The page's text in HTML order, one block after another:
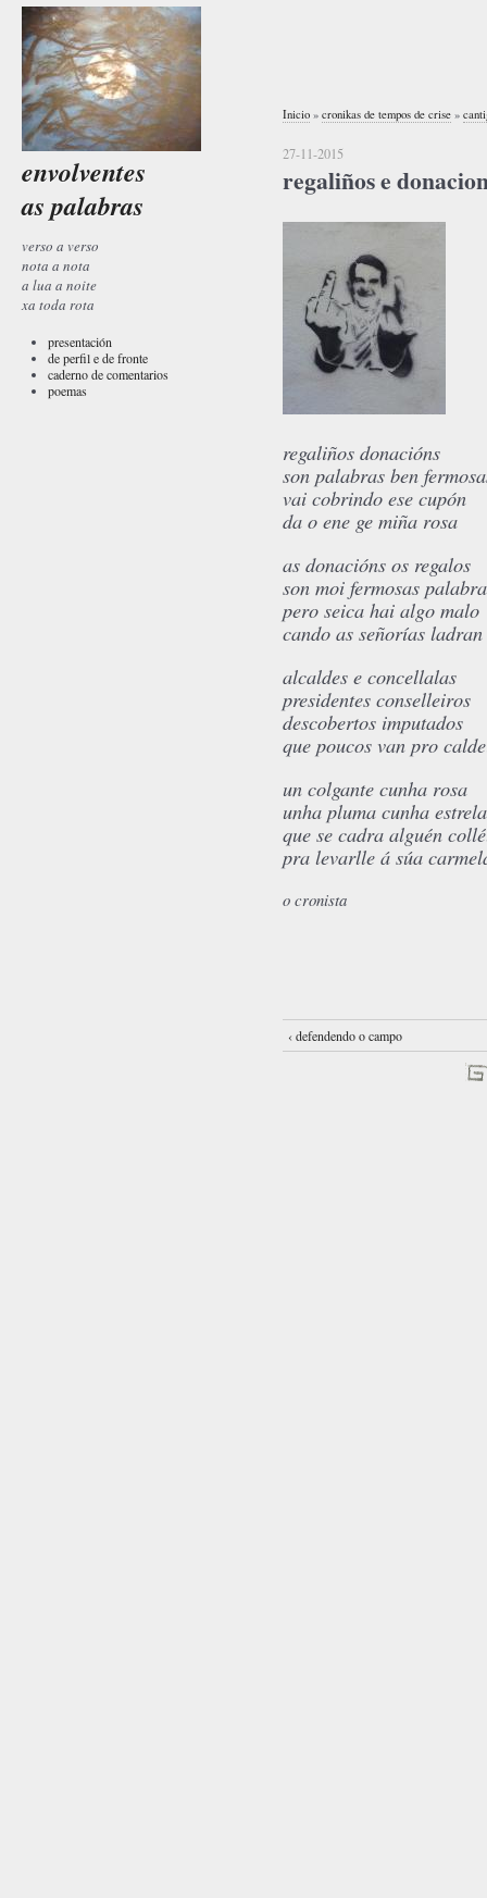
envolventes
as palabras
verso a verso
nota a nota
a lua a noite
xa toda rota
presentación
de perfil e de fronte
caderno de comentarios
poemas
Inicio » cronikas de tempos de crise »
27-11-2015
regaliños e
regaliños donacións
son palabras ben
vai cobrindo ese cupón
da o ene ge miña rosa
as donacións os regalos
son moi fermosas
pero seica hai algo malo
cando as señorías ladran
alcaldes e concellalas
presidentes conselleiros
descobertos imputados
que poucos van pro
un colgante cunha rosa
unha pluma cunha estrela
que se cadra alguén
pra levarlle á súa
o cronista
‹ defendendo o campo